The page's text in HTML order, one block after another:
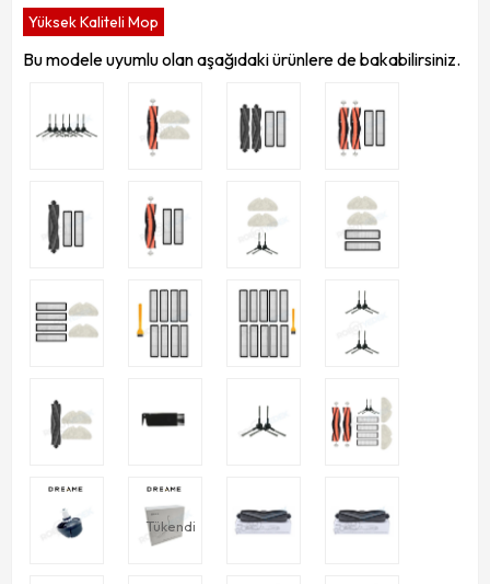
Yüksek Kaliteli Mop
Bu modele uyumlu olan aşağıdaki ürünlere de bakabilirsiniz.
Tükendi